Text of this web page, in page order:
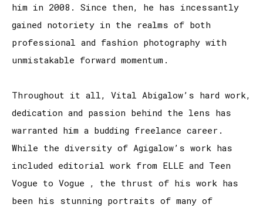
him in 2008. Since then, he has incessantly
gained notoriety in the realms of both
professional and fashion photography with
unmistakable forward momentum.
Throughout it all, Vital Abigalow’s hard work,
dedication and passion behind the lens has
warranted him a budding freelance career.
While the diversity of Agigalow’s work has
included editorial work from ELLE and Teen
Vogue to Vogue , the thrust of his work has
been his stunning portraits of many of